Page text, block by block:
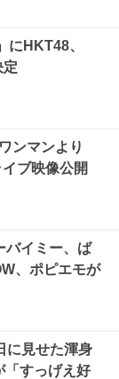
にHKT48、
ンマンより
ブ映像公開
バイミー、ば
、ポピエモが
に見せた渾身
「すっげえ好